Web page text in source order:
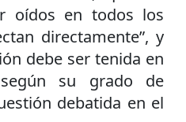
oídos en todos los
directamente”, y
debe ser tenida en
su grado de
debatida en el